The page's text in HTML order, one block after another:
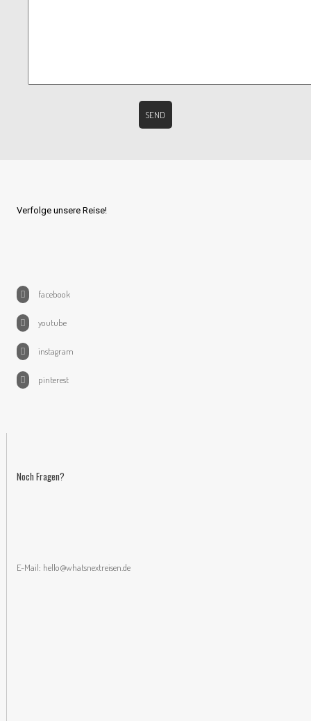
Verfolge unsere Reise!
facebook
youtube
instagram
pinterest
Noch Fragen?
E-Mail: hello@whatsnextreisen.de